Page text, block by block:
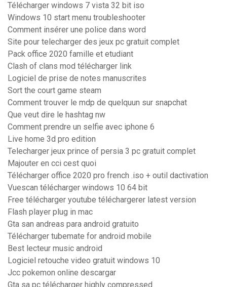
Télécharger windows 7 vista 32 bit iso
Windows 10 start menu troubleshooter
Comment insérer une police dans word
Site pour telecharger des jeux pc gratuit complet
Pack office 2020 famille et etudiant
Clash of clans mod télécharger link
Logiciel de prise de notes manuscrites
Sort the court game steam
Comment trouver le mdp de quelquun sur snapchat
Que veut dire le hashtag nw
Comment prendre un selfie avec iphone 6
Live home 3d pro edition
Telecharger jeux prince of persia 3 pc gratuit complet
Majouter en cci cest quoi
Télécharger office 2020 pro french .iso + outil dactivation
Vuescan télécharger windows 10 64 bit
Free télécharger youtube téléchargerer latest version
Flash player plug in mac
Gta san andreas para android gratuito
Télécharger tubemate for android mobile
Best lecteur music android
Logiciel retouche video gratuit windows 10
Jcc pokemon online descargar
Gta sa pc télécharger highly compressed